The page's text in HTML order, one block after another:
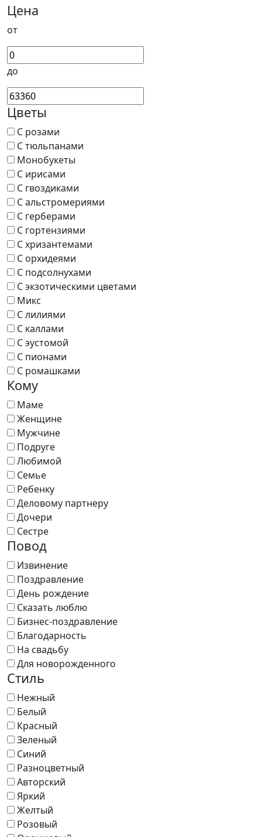
Цена
от
до
Цветы
С розами
С тюльпанами
Монобукеты
С ирисами
С гвоздиками
С альстромериями
С герберами
С гортензиями
С хризантемами
С орхидеями
С подсолнухами
С экзотическими цветами
Микс
С лилиями
С каллами
С эустомой
С пионами
С ромашками
Кому
Маме
Женщине
Мужчине
Подруге
Любимой
Семье
Ребенку
Деловому партнеру
Дочери
Сестре
Повод
Извинение
Поздравление
День рождение
Сказать люблю
Бизнес-поздравление
Благодарность
На свадьбу
Для новорожденного
Стиль
Нежный
Белый
Красный
Зеленый
Синий
Разноцветный
Авторский
Яркий
Желтый
Розовый